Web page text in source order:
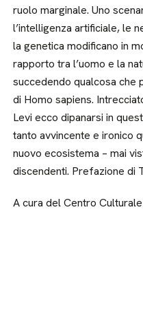
ruolo marginale. Uno
l’intelligenza artificiale, le
la genetica modificano in
rapporto tra l’uomo e la
succedendo qualcosa che
di Homo sapiens.
Levi ecco dipanarsi in
tanto avvincente e ironico
nuovo ecosistema – mai
discendenti. Prefazione di
A cura del Centro